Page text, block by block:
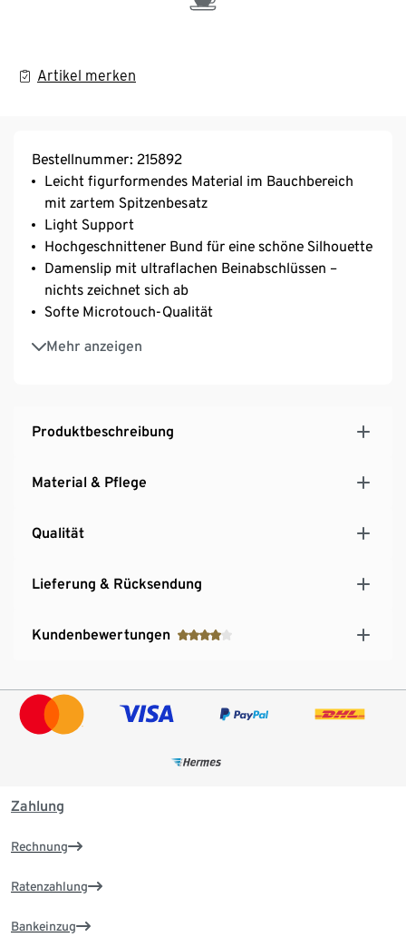
Artikel merken
Bestellnummer: 215892
Leicht figurformendes Material im Bauchbereich
mit zartem Spitzenbesatz
Light Support
Hochgeschnittener Bund für eine schöne Silhouette
Damenslip mit ultraflachen Beinabschlüssen –
nichts zeichnet sich ab
Softe Microtouch-Qualität
Mehr anzeigen
Mit hochwertigem Markenelasthan für
Langlebigkeit und hohe Waschbeständigkeit
Produktbeschreibung
Material & Pflege
Qualität
Lieferung & Rücksendung
Kundenbewertungen
Zahlung
Rechnung
Ratenzahlung
Bankeinzug